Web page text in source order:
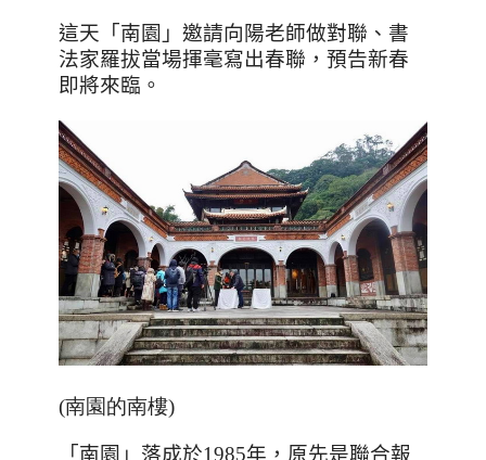
這天「南園」邀請向陽老師做對聯、書
法家羅拔當場揮毫寫出春聯，預告新春
即將來臨。
(南園的南樓)
「南園」落成於1985年，原先是聯合報